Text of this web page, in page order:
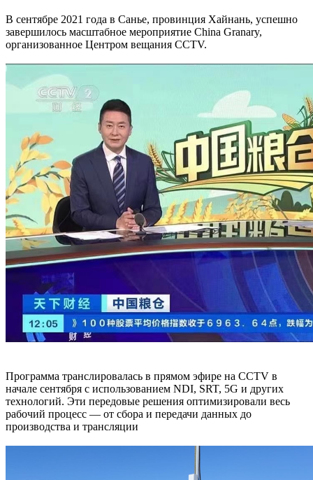
В сентябре 2021 года в Санье, провинция Хайнань, успешно
завершилось масштабное мероприятие China Granary,
организованное Центром вещания CCTV.
Программа транслировалась в прямом эфире на CCTV в
начале сентября с использованием NDI, SRT, 5G и других
технологий. Эти передовые решения оптимизировали весь
рабочий процесс — от сбора и передачи данных до
производства и трансляции